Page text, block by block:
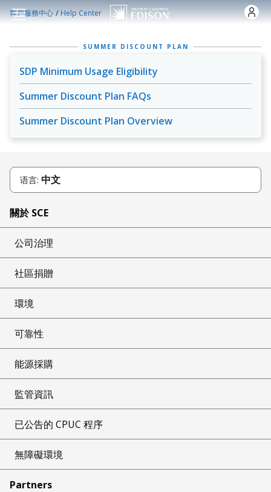
跳转到主要内容
客戶服務中心 /Help Center
SUMMER DISCOUNT PLAN
SDP Minimum Usage Eligibility
Summer Discount Plan FAQs
Summer Discount Plan Overview
语言: 中文
關於 SCE
公司治理
社區捐贈
環境
可靠性
能源採購
監管資訊
已公告的 CPUC 程序
無障礙環境
Partners